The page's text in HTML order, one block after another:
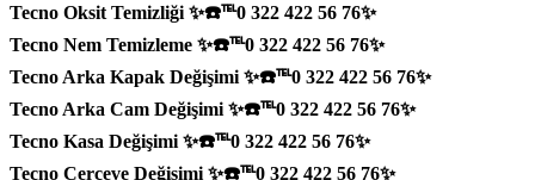
Tecno Oksit Temizliği ✨☎️℡0 322 422 56 76✨
Tecno Nem Temizleme ✨☎️℡0 322 422 56 76✨
Tecno Arka Kapak Değişimi ✨☎️℡0 322 422 56 76✨
Tecno Arka Cam Değişimi ✨☎️℡0 322 422 56 76✨
Tecno Kasa Değişimi ✨☎️℡0 322 422 56 76✨
Tecno Çerçeve Değişimi ✨☎️℡0 322 422 56 76✨